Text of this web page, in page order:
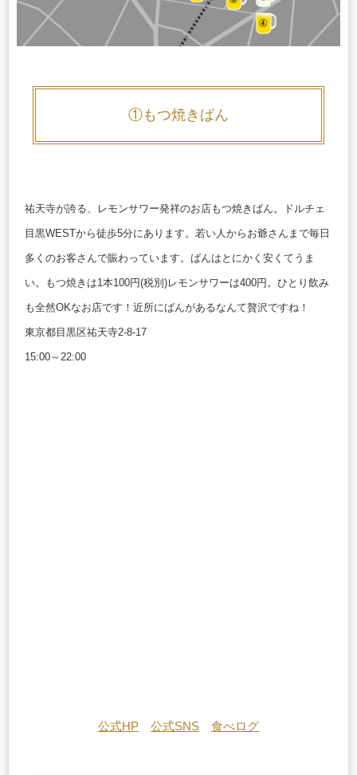
①もつ焼きばん
祐天寺が誇る、レモンサワー発祥のお店もつ焼きばん。ドルチェ
目黒WESTから徒歩5分にあります。若い人からお爺さんまで毎日
多くのお客さんで賑わっています。ばんはとにかく安くてうま
い。もつ焼きは1本100円(税別)レモンサワーは400円。ひとり飲み
も全然OKなお店です！近所にばんがあるなんて贅沢ですね！
東京都目黒区祐天寺2-8-17
15:00～22:00
公式HP 公式SNS 食べログ